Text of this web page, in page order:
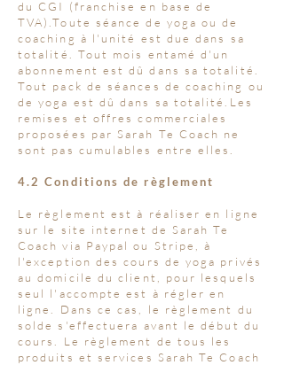
du CGI (franchise en base de
TVA).Toute séance de yoga ou de
coaching à l'unité est due dans sa
totalité. Tout mois entamé d'un
abonnement est dû dans sa totalité.
Tout pack de séances de coaching ou
de yoga est dû dans sa totalité.Les
remises et offres commerciales
proposées par Sarah Te Coach ne
sont pas cumulables entre elles.
4.2 Conditions de règlement
Le règlement est à réaliser en ligne
sur le site internet de Sarah Te
Coach via Paypal ou Stripe, à
l'exception des cours de yoga privés
au domicile du client, pour lesquels
seul l'accompte est à régler en
ligne. Dans ce cas, le règlement du
solde s'effectuera avant le début du
cours. Le règlement de tous les
produits et services Sarah Te Coach